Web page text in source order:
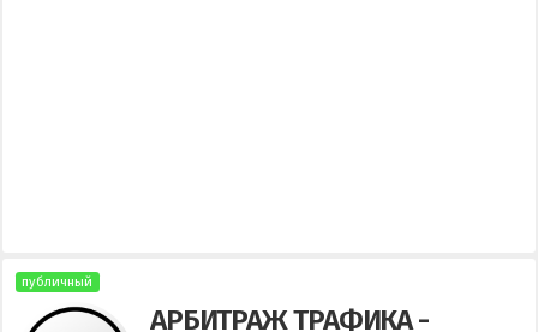
публичный
АРБИТРАЖ ТРАФИКА -